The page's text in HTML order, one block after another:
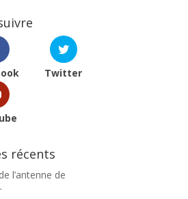
Twitter
récents
l’antenne de